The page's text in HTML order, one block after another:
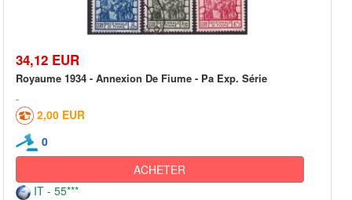
34,12 EUR
Royaume 1934 - Annexion De Fiume - Pa Exp. Série
2,00 EUR
0
ACHETER
IT - 55***